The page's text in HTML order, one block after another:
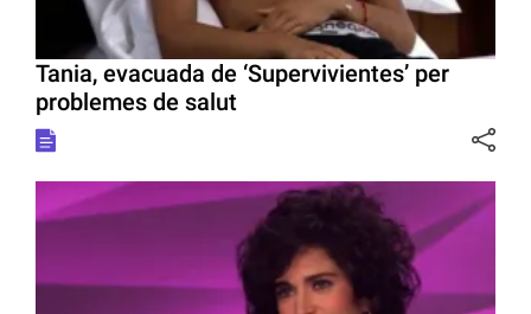
Tania, evacuada de ‘Supervivientes’ per
problemes de salut